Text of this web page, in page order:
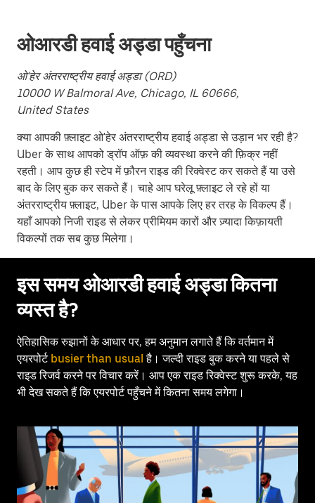
close
the
ओआरडी हवाई अड्डा पहुँचना
ओ'हेर अंतरराष्ट्रीय हवाई अड्डा (ORD)
10000 W Balmoral Ave, Chicago, IL 60666,
United States
क्या आपकी फ़्लाइट ओ'हेर अंतरराष्ट्रीय हवाई अड्डा से उड़ान भर रही है?
Uber के साथ आपको ड्रॉप ऑफ़ की व्यवस्था करने की फ़िक्र नहीं
रहती। आप कुछ ही स्टेप में फ़ौरन राइड की रिक्वेस्ट कर सकते हैं या उसे
बाद के लिए बुक कर सकते हैं। चाहे आप घरेलू फ़्लाइट ले रहे हों या
अंतरराष्ट्रीय फ़्लाइट, Uber के पास आपके लिए हर तरह के विकल्प हैं।
यहाँ आपको निजी राइड से लेकर प्रीमियम कारों और ज़्यादा किफ़ायती
विकल्पों तक सब कुछ मिलेगा।
इस समय ओआरडी हवाई अड्डा कितना
व्यस्त है?
ऐतिहासिक रुझानों के आधार पर, हम अनुमान लगाते हैं कि वर्तमान में
एयरपोर्ट busier than usual है। जल्दी राइड बुक करने या पहले से
राइड रिजर्व करने पर विचार करें। आप एक राइड रिक्वेस्ट शुरू करके, यह
भी देख सकते हैं कि एयरपोर्ट पहुँचने में कितना समय लगेगा।